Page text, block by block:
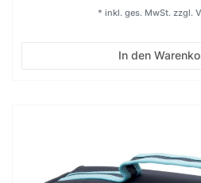
In den
* inkl. ges. MwSt. zzgl.